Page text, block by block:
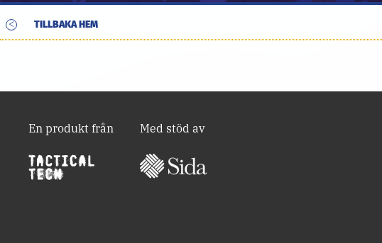
< TILLBAKA HEM
En produkt från Med stöd av